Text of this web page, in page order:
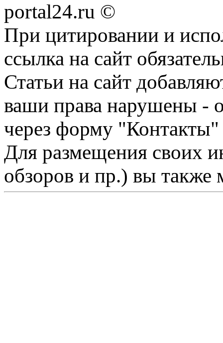
portal24.ru ©
При цитировании и
ссылка на сайт
Статьи на сайт
ваши права нарушены -
через форму "Контакты"
Для размещения своих
обзоров и пр.) вы также